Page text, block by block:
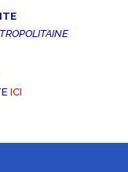
ICI